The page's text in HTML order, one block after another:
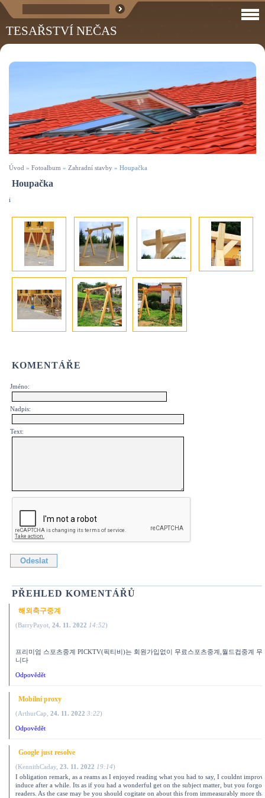
TESAŘSTVÍ NEČAS
Úvod » Fotoalbum » Zahradní stavby » Houpačka
Houpačka
i
KOMENTÁŘE
Jméno:
Nadpis:
Text:
PŘEHLED KOMENTÁŘŮ
해외축구중계
(BarryPayot 24. 11. 2022 14:52)
프리미엄 스포츠중계 PICKTV(픽티비)는 회원가입없이 무료스포츠중계,월드컵중계 무
니다
Odpovědět
Mobilní proxy
(ArthurCap 24. 11. 2022 3:22)
Odpovědět
Google just resolve
(KennithCaday 23. 11. 2022 19:14)
I obligation remark, as a reams as I enjoyed reading what you had to say, I couldnt
induce after a while. Its as if you had a wonderful get on the subject matter, but you
readers. As the case may be you should cogitate on about this from immeasurably more